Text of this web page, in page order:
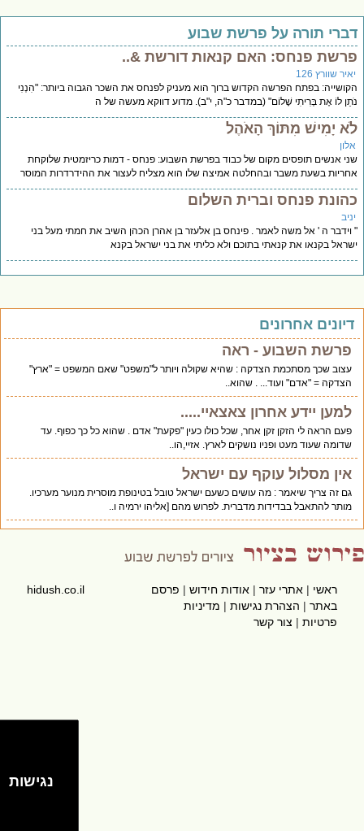
תורה על פרשת שבוע
פנחס: האם קנאות דורשת &..
שוורץ 126
בפתח הפרשה הקדוש ברוך הוא מעניק לפנחס את השכר הגבוה ביותר: "הִנְנִי
לוֹ אֶת בְּרִיתִי שָׁלוֹם" (במדבר כ"ה, י"ב). מדוע דווקא מעשה של ה
יָמִישׁ מִתּוֹךְ הָאֹהֶל
אנשים תופסים מקום של כבוד בפרשת השבוע: פנחס - דמות כריזמטית שלוקחת
בשעת משבר ובהחלטה אמיצה שלו הוא מצליח לעצור את ההידרדרות המוסר
פנחס וברית השלום
ה ' אל משה לאמר . פינחס בן אלעזר בן אהרן הכהן השיב את חמתי מעל בני
בקנאו את קנאתי בתוכם ולא כליתי את בני ישראל בקנא
אחרונים
פרשת השבוע - ראה
עצוב שכך מסתכמת הצדקה : שהיא שקולה ויותר ל"משפט" שאם המשפט = "ארץ"
הצדקה = "אדם" ועוד... . שהוא..
למען יידע אחרון צאצאיי.....
פעם הראה לי הזקן זקן אחר, שכל כולו כעין "פקעת" אדם . שהוא כל כך כפוף. עד
שדומה שעוד מעט ופניו נושקים לארץ. אזיי,הו..
אין מסלול עוקף עם ישראל
גם זה צריך שיאמר : מה עושים כשעם ישראל טובל בטינופת מוסרית מנוער מערכיו.
מותר להתאבל בבדידות מדברית. לפרוש מהם [אליהו ירמיה ו..
ראשי|אתרי עזר|אודות חידוש|פרסם
באתר|הצהרת נגישות|מדיניות
פרטיות|צור קשר
hidush.co.il
נגישות